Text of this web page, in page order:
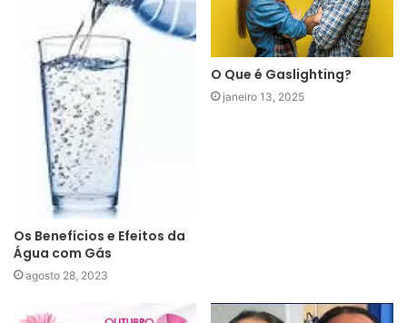
Os Benefícios e Efeitos da
Água com Gás
agosto 28, 2023
O Que é Gaslighting?
janeiro 13, 2025